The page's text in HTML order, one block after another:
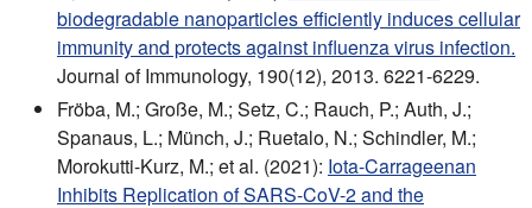
biodegradable nanoparticles efficiently induces cellular
immunity and protects against influenza virus infection.
Journal of Immunology, 190(12), 2013. 6221-6229.
Fröba, M.; Große, M.; Setz, C.; Rauch, P.; Auth, J.;
Spanaus, L.; Münch, J.; Ruetalo, N.; Schindler, M.;
Morokutti-Kurz, M.; et al. (2021): Iota-Carrageenan
Inhibits Replication of SARS-CoV-2 and the